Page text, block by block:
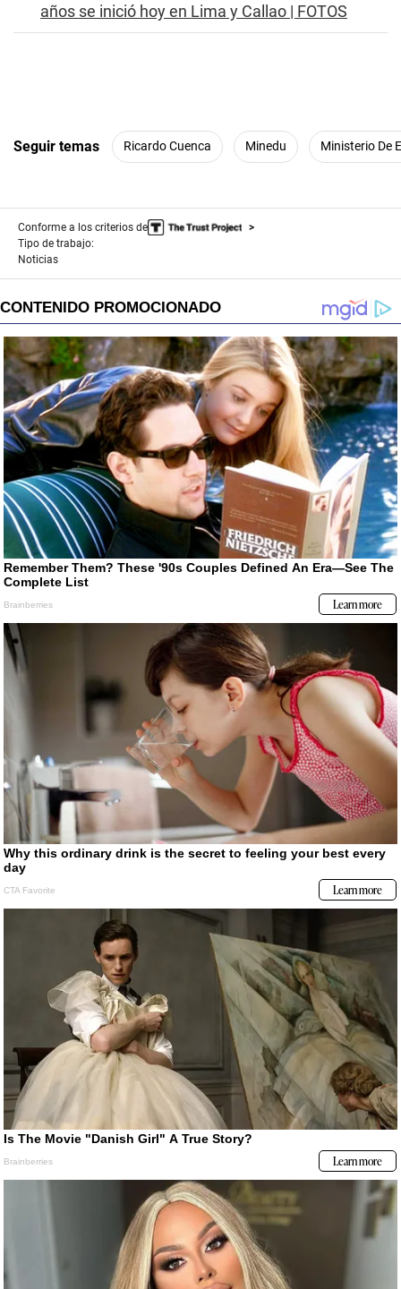
años se inició hoy en Lima y Callao | FOTOS
Seguir temas Ricardo Cuenca Minedu Ministerio De
Conforme a los criterios de
Tipo de trabajo:
Noticias